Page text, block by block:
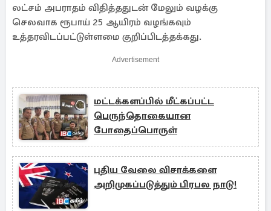
லட்சம் அபராதம் விதித்ததுடன் மேலும் வழக்கு
செலவாக ரூபாய் 25 ஆயிரம் வழங்கவும்
உத்தரவிடப்பட்டுள்ளமை குறிப்பிடத்தக்கது.
Advertisement
மட்டக்களப்பில் மீட்கப்பட்ட
பெருந்தொகையான
போதைப்பொருள்
புதிய வேலை விசாக்களை
அறிமுகப்படுத்தும் பிரபல நாடு!